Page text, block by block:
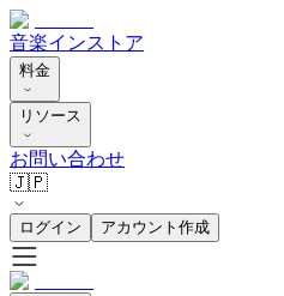
音楽インストア
料金
リソース
お問い合わせ
🇯🇵
ログイン アカウント作成